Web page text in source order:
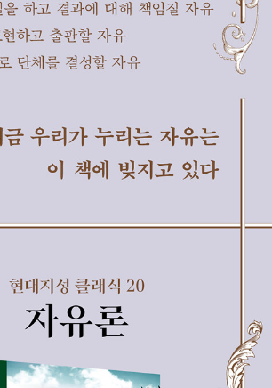
집필한 것이며, 《자유론》 역시 그녀와 함께
세상을 떠날 때까지 아내가 묻혀 있는 프랑스
두했다.